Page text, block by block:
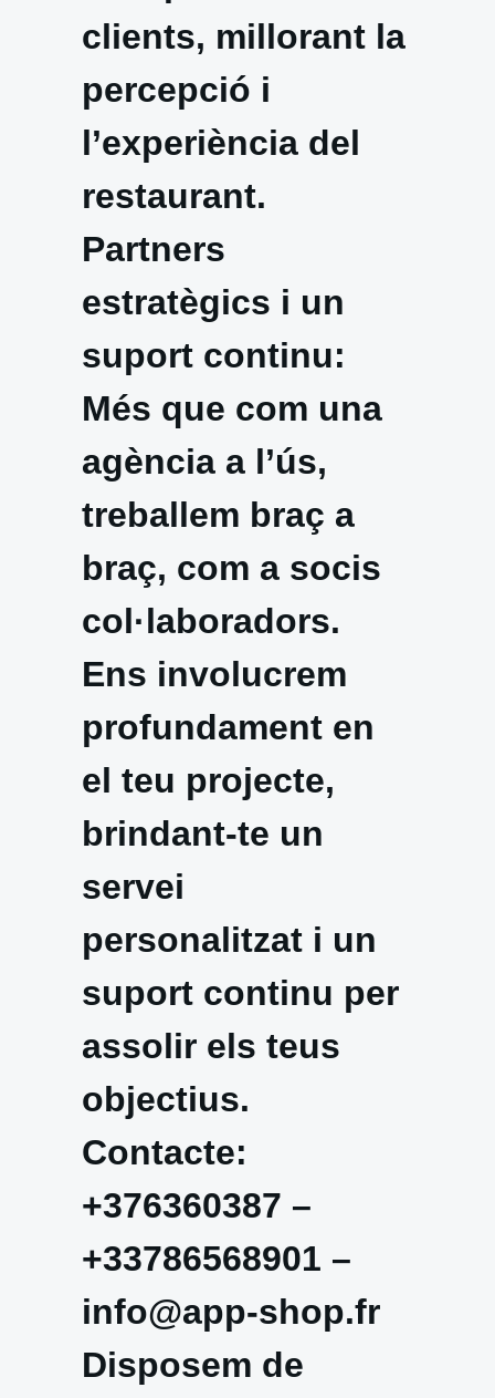
clients, millorant la
percepció i
l’experiència del
restaurant.
Partners
estratègics i un
suport continu:
Més que com una
agència a l’ús,
treballem braç a
braç, com a socis
col·laboradors.
Ens involucrem
profundament en
el teu projecte,
brindant-te un
servei
personalitzat i un
suport continu per
assolir els teus
objectius.
Contacte:
+376360387 –
+33786568901 –
info@app-shop.fr
Disposem de